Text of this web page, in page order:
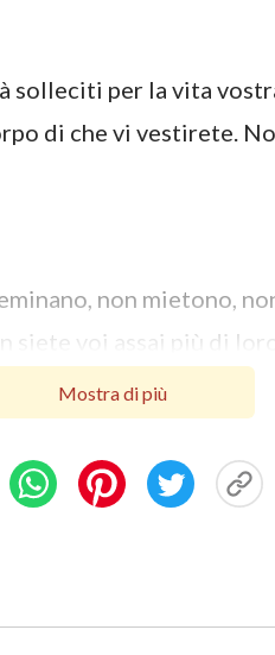
solleciti per la vita
di che vi vestirete.
non mietono,
siete voi assai più di
al Padre vostro è
un granel di
ubbidirebbe.
Mostra di più